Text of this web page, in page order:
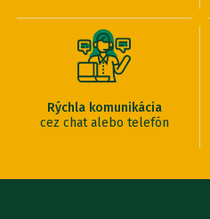
Rýchla komunikácia
cez chat alebo telefón